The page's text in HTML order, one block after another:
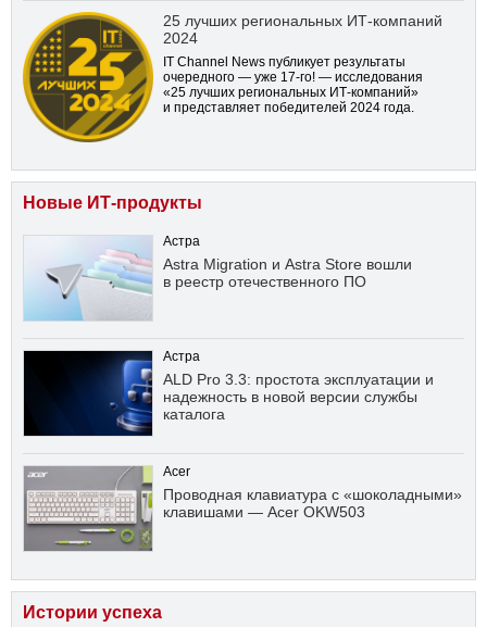
25 лучших региональных ИТ-компаний
2024
IT Channel News публикует результаты
очередного — уже 17-го! — исследования
«25 лучших региональных ИТ-компаний»
и представляет победителей 2024 года.
Новые ИТ-продукты
Астра
Astra Migration и Astra Store вошли
в реестр отечественного ПО
Астра
ALD Pro 3.3: простота эксплуатации и
надежность в новой версии службы
каталога
Acer
Проводная клавиатура с «шоколадными»
клавишами — Acer OKW503
Истории успеха